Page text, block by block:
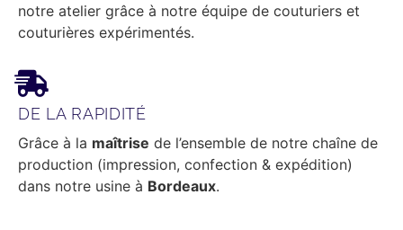
notre atelier grâce à notre équipe de couturiers et
couturières expérimentés.
DE LA RAPIDITÉ
Grâce à la maîtrise de l’ensemble de notre chaîne de
production (impression, confection & expédition)
dans notre usine à Bordeaux.